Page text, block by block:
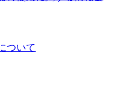
ついて